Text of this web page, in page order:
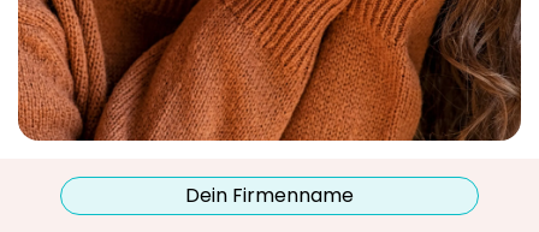
Dein Firmenname